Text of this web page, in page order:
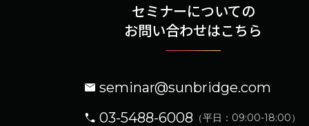
セミナーについての
お問い合わせはこちら
seminar@sunbridge.com
03-5488-6008 （平日：09:00-18:00）